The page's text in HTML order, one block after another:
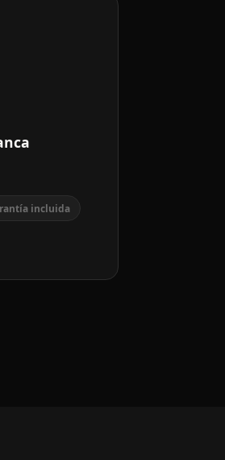
incluida